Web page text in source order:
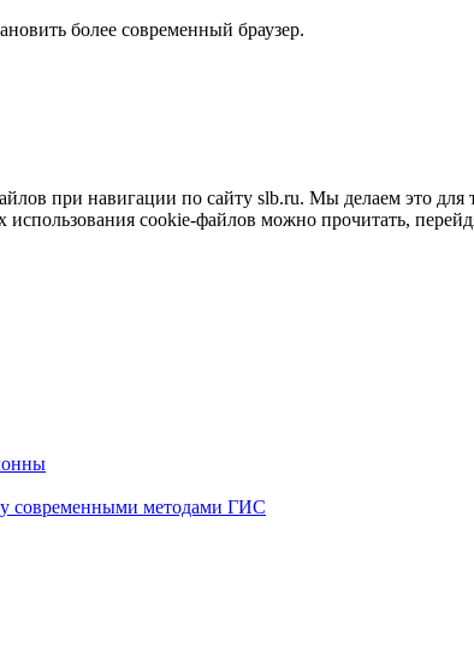
более современный браузер.
при навигации по сайту slb.ru. Мы делаем это для
cookie-файлов можно прочитать,
современными методами ГИС